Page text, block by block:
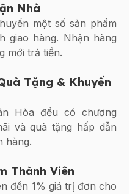
Nhà
một số sản phẩm
giao hàng. Nhận hàng
mới trả tiền.
Tặng & Khuyến
Hòa đều có chương
và quà tặng hấp dẫn
hàng.
Thành Viên
đến 1% giá trị đơn cho